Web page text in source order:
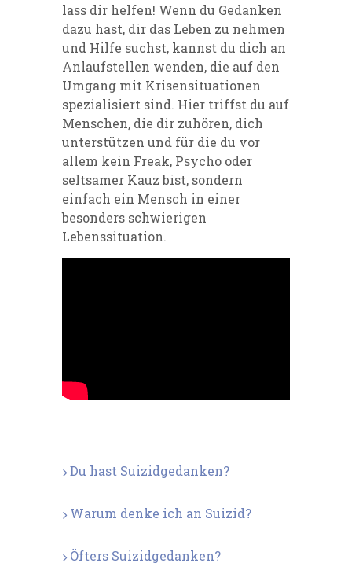
lass dir helfen! Wenn du Gedanken
dazu hast, dir das Leben zu nehmen
und Hilfe suchst, kannst du dich an
Anlaufstellen wenden, die auf den
Umgang mit Krisensituationen
spezialisiert sind. Hier triffst du auf
Menschen, die dir zuhören, dich
unterstützen und für die du vor
allem kein Freak, Psycho oder
seltsamer Kauz bist, sondern
einfach ein Mensch in einer
besonders schwierigen
Lebenssituation.
Du hast Suizidgedanken?
Warum denke ich an Suizid?
Öfters Suizidgedanken?